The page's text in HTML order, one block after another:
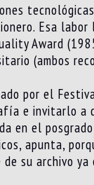
Esa
Award
(ambos
por el
e invitarlo
en el
apunta,
su archivo